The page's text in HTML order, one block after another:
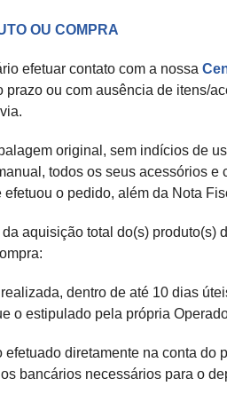
OU COMPRA
efetuar contato com a nossa
ou com ausência de itens/
original, sem indícios de
todos os seus acessórios e
o pedido, além da Nota
aquisição total do(s) produto(s)
dentro de até 10 dias
o estipulado pela própria
efetuado diretamente na conta do
bancários necessários para o